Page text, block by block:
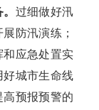
过细做好汛
防汛演练；
和应急处置实
好城市生命线
预报预警的